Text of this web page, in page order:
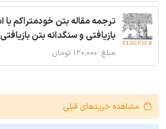
ترجمه مقاله بتن خودمتراکم با
بازیافتی و سنگدانه بتن بازیافتی
مبلغ: ۱۲۰,۰۰۰ تومان
مشاهده خریدهای قبلی